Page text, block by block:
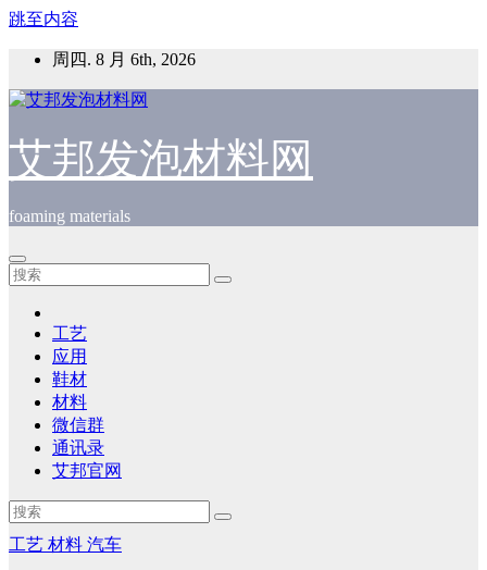
跳至内容
周四. 8 月 6th, 2026
艾邦发泡材料网
foaming materials
工艺
应用
鞋材
材料
微信群
通讯录
艾邦官网
工艺 材料 汽车